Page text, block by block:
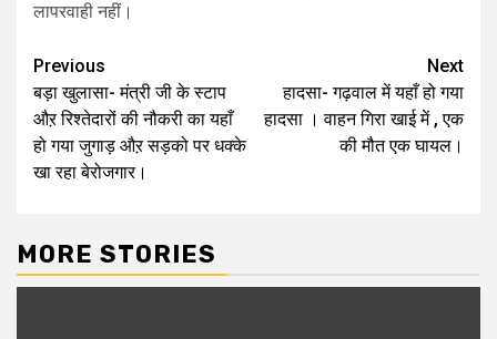
लापरवाही नहीं।
Post
navigation
Previous
बड़ा खुलासा- मंत्री जी के स्टाप
औऱ रिश्तेदारों की नौकरी का यहाँ
हो गया जुगाड़ औऱ सड़को पर धक्के
खा रहा बेरोजगार।
Next
हादसा- गढ़वाल में यहाँ हो गया
हादसा । वाहन गिरा खाई में , एक
की मौत एक घायल।
MORE STORIES